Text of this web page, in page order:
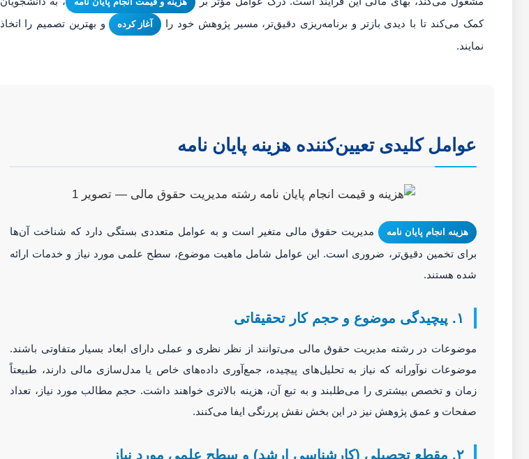
کمک می‌کند تا با دیدی بازتر و برنامه‌ریزی دقیق‌تر، مسیر پژوهش خود را
آغاز کرده
و بهترین تصمیم را اتخاذ
نمایند.
عوامل کلیدی تعیین‌کننده هزینه پایان نامه
هزینه انجام پایان نامه
مدیریت حقوق مالی متغیر است و به عوامل متعددی بستگی دارد که شناخت آن‌ها
برای تخمین دقیق‌تر، ضروری است. این عوامل شامل ماهیت موضوع، سطح علمی مورد نیاز و خدمات ارائه
شده هستند.
۱. پیچیدگی موضوع و حجم کار تحقیقاتی
موضوعات در رشته مدیریت حقوق مالی می‌توانند از نظر نظری و عملی دارای ابعاد بسیار متفاوتی باشند.
موضوعات نوآورانه که نیاز به تحلیل‌های پیچیده، جمع‌آوری داده‌های خاص یا مدل‌سازی مالی دارند، طبیعتاً
زمان و تخصص بیشتری را می‌طلبند و به تبع آن، هزینه بالاتری خواهند داشت. حجم مطالب مورد نیاز، تعداد
صفحات و عمق پژوهش نیز در این بخش نقش پررنگی ایفا می‌کنند.
۲. مقطع تحصیلی (کارشناسی ارشد) و سطح علمی مورد نیاز